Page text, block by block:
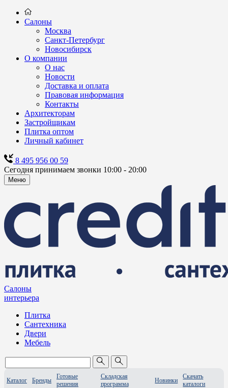
Салоны
Москва
Санкт-Петербург
Новосибирск
О компании
О нас
Новости
Доставка и оплата
Правовая информация
Контакты
Архитекторам
Застройщикам
Плитка оптом
Личный кабинет
8 495 956 00 59
Сегодня принимаем звонки 10:00 - 20:00
Меню
Салоны
интерьера
Плитка
Сантехника
Двери
Мебель
Каталог Бренды
Готовые
решения
Складская
программа
Новинки
Скачать
каталоги